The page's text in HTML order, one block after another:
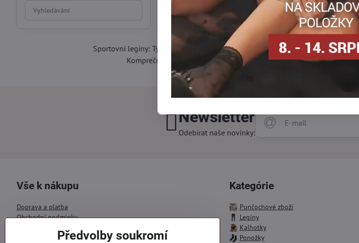
Prohledat
výsledky
Sportovní legíny: Tyto legíny jsou navrženy pro aktivní životní styl. Mnohdy
Kompreční legíny: Pomáhají zlepšovat cirkulaci krve a podporují
Newsletter
Odebírat naše novinky:
Vše k nákupu
Doprava a platba
Obchodní podmínky
Reklamační formulář
Kategórie
Punčochové zboží
Legíny
Kalhotky
Ponožky
Předvolby soukromí